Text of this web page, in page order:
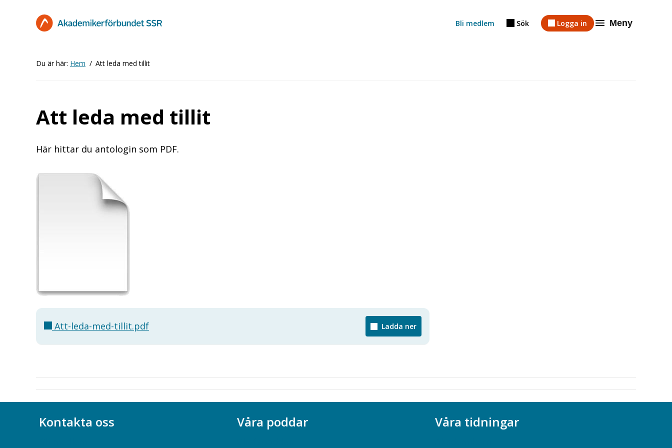
Bli medlem Sök Logga in Meny
Du är här: Hem Att leda med tillit
Att leda med tillit
Här hittar du antologin som PDF.
Att-leda-med-tillit.pdf Ladda ner
Kontakta oss Våra poddar Våra tidningar